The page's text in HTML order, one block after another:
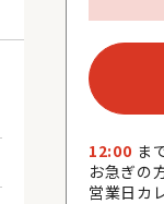
12:00 ま
お急ぎの
営業日カ